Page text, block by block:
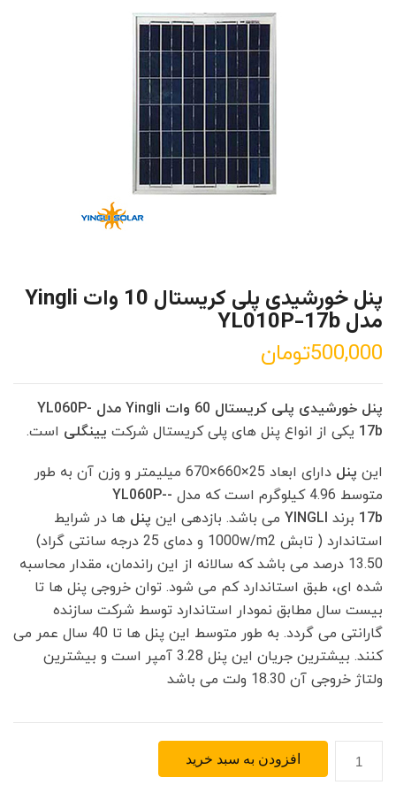
پنل خورشیدی پلی کریستال 10 وات Yingli
مدل YL010P-17b
500,000تومان
پنل خورشیدی پلی کریستال 60 وات Yingli مدل YL060P-
17b یکی از انواع پنل های پلی کریستال شرکت یینگلی است.
این پنل
دارای ابعاد 25×660×670 میلیمتر و وزن آن به طور
متوسط 4.96 کیلوگرم است که مدل
YL060P-­
17b برند YINGLI می باشد. بازدهی این پنل ها در شرایط
استاندارد ( تابش 1000w/m2 و دمای 25 درجه سانتی گراد)
13.50 درصد می باشد که سالانه از این راندمان، مقدار محاسبه
شده ای، طبق استاندارد کم می شود. توان خروجی پنل ها تا
بیست سال مطابق نمودار استاندارد توسط شرکت سازنده
گارانتی می گردد. به طور متوسط این پنل ها تا 40 سال عمر می
کنند. بیشترین جریان این پنل 3.28 آمپر است و بیشترین
ولتاژ خروجی آن 18.30 ولت می باشد
خورشیدی
افزودن به سبد خرید